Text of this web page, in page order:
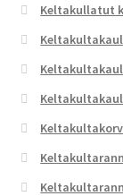
Keltakullatut